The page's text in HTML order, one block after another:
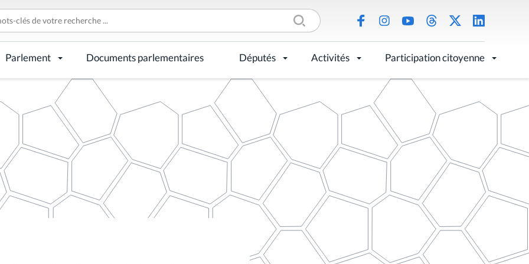
Parlement Documents parlementaires Députés Activités Participation citoyenne